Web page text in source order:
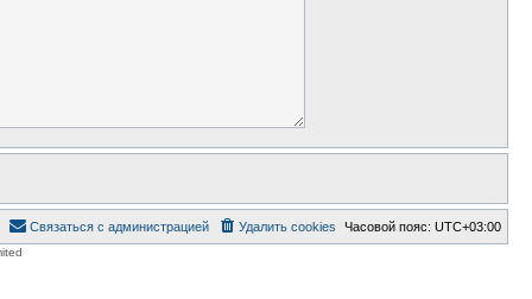
Часовой пояс: UTC+03:00
Удалить cookies
Связаться с администрацией